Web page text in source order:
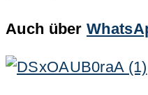
Auch über